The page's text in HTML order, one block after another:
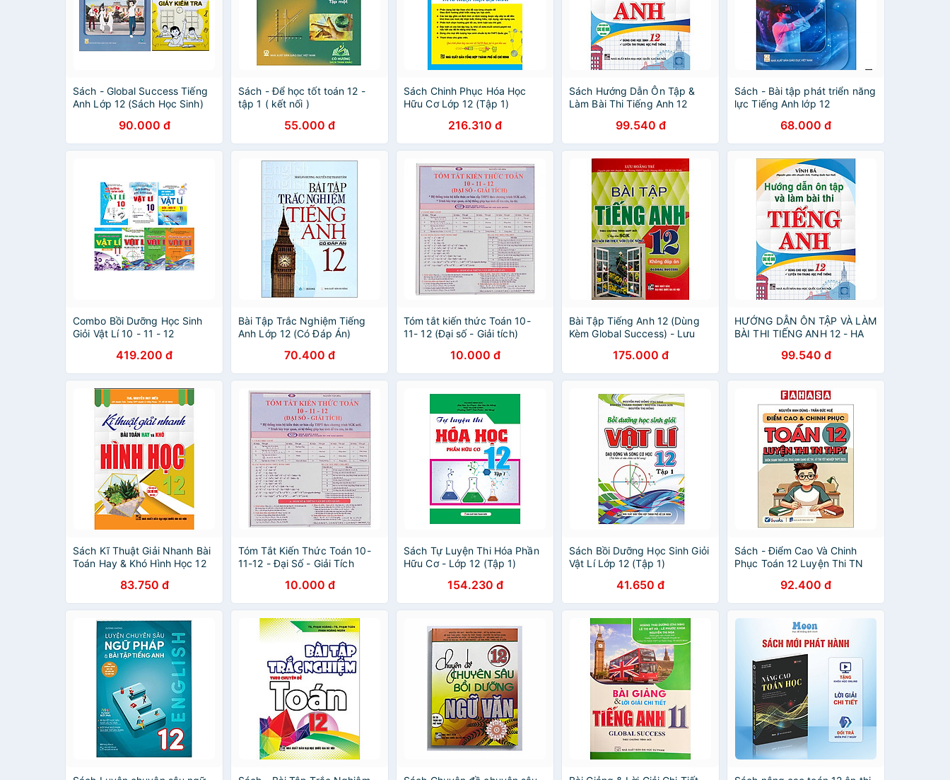
Sách - Global Success Tiếng
Anh Lớp 12 (Sách Học Sinh)
90.000 đ
Sách - Để học tốt toán 12 -
tập 1 ( kết nối )
55.000 đ
Sách Chinh Phục Hóa Học
Hữu Cơ Lớp 12 (Tập 1)
216.310 đ
Sách Hướng Dẫn Ôn Tập &
Làm Bài Thi Tiếng Anh 12
99.540 đ
Sách - Bài tập phát triển năng
lực Tiếng Anh lớp 12
68.000 đ
Combo Bồi Dưỡng Học Sinh
Giỏi Vật Lí 10 - 11 - 12
419.200 đ
Bài Tập Trắc Nghiệm Tiếng
Anh Lớp 12 (Có Đáp Án)
70.400 đ
Tóm tắt kiến thức Toán 10-
11- 12 (Đại số - Giải tích)
10.000 đ
Bài Tập Tiếng Anh 12 (Dùng
Kèm Global Success) - Lưu
175.000 đ
HƯỚNG DẪN ÔN TẬP VÀ LÀM
BÀI THI TIẾNG ANH 12 - HA
99.540 đ
Sách Kĩ Thuật Giải Nhanh Bài
Toán Hay & Khó Hình Học 12
83.750 đ
Tóm Tắt Kiến Thức Toán 10-
11-12 - Đại Số - Giải Tích
10.000 đ
Sách Tự Luyện Thi Hóa Phần
Hữu Cơ - Lớp 12 (Tập 1)
154.230 đ
Sách Bồi Dưỡng Học Sinh Giỏi
Vật Lí Lớp 12 (Tập 1)
41.650 đ
Sách - Điểm Cao Và Chinh
Phục Toán 12 Luyện Thi TN
92.400 đ